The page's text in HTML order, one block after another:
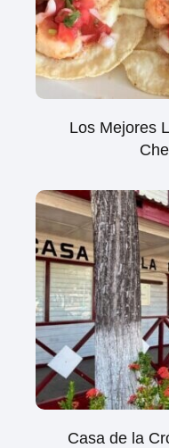
Los Mejores
Casa de la